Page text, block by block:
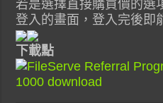
若是選擇直接購買價的選
登入的畫面，登入完後即
下載點